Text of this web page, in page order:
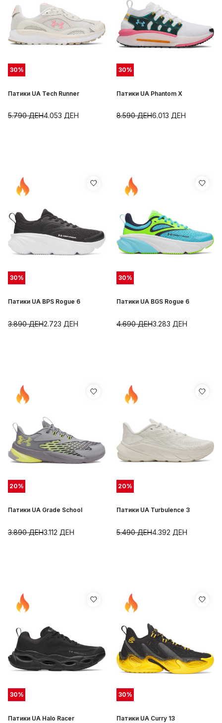
30%
Патики UA Tech Runner
4.053 ДЕН
5.790ДЕН
30%
Патики UA Phantom X
6.013 ДЕН
8.590ДЕН
30%
Патики UA BPS Rogue 6
2.723 ДЕН
3.890ДЕН
30%
Патики UA BGS Rogue 6
3.283 ДЕН
4.690ДЕН
20%
Патики UA Grade School
3.112 ДЕН
3.890ДЕН
20%
Патики UA Turbulence 3
4.392 ДЕН
5.490ДЕН
30%
Патики UA Halo Racer
30%
Патики UA Curry 13